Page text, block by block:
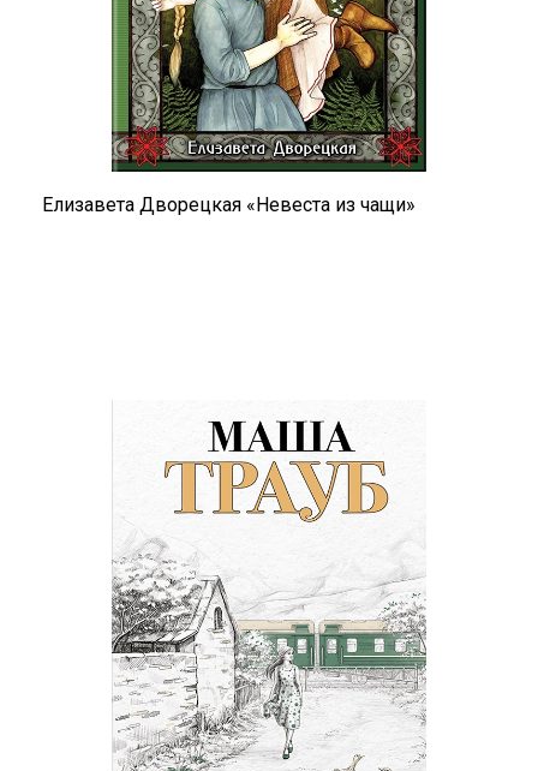
Елизавета Дворецкая «Невеста из чащи»